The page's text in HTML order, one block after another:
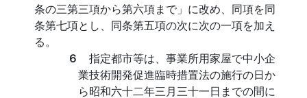
条の三第三項から第六項まで」に改め、同項を同
条第七項とし、同条第五項の次に次の一項を加え
る。
６ 指定都市等は、事業所用家屋で中小企
業技術開発促進臨時措置法の施行の日か
ら昭和六十二年三月三十一日までの間に